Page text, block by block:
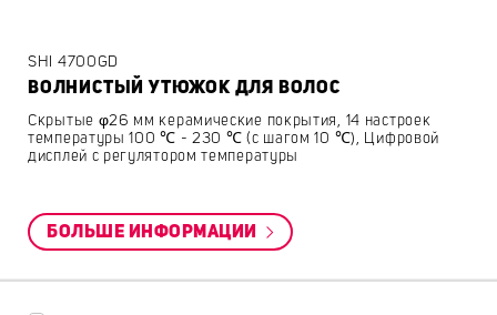
SHI 4700GD
ВОЛНИСТЫЙ УТЮЖОК ДЛЯ ВОЛОС
Скрытые φ26 мм керамические покрытия, 14 настроек
температуры 100 ℃ - 230 ℃ (с шагом 10 ℃), Цифровой
дисплей с регулятором температуры
БОЛЬШЕ ИНФОРМАЦИИ